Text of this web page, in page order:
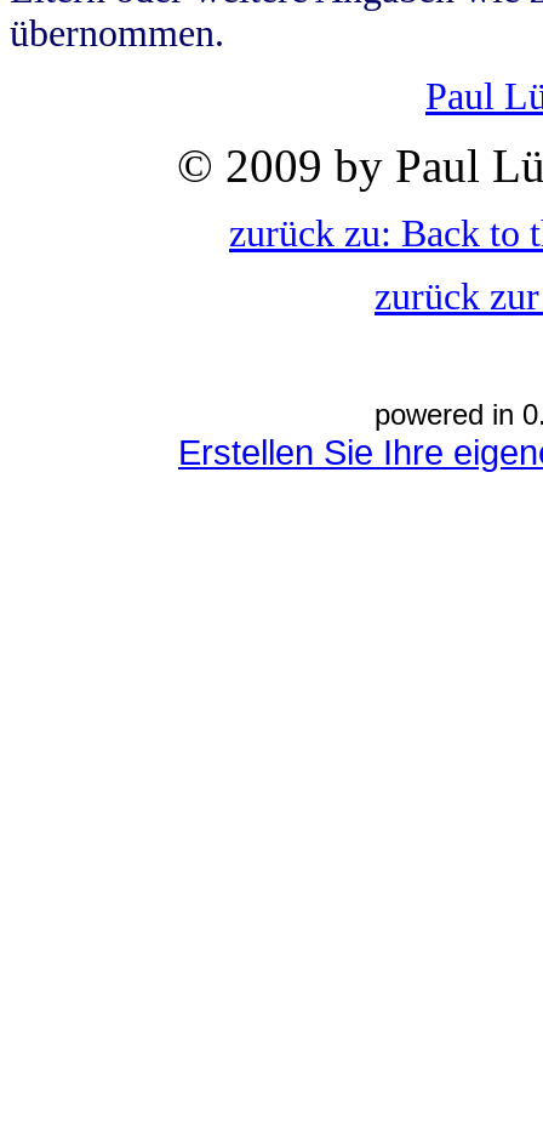
übernommen.
Paul
© 2009 by Paul
zurück zu: Back to
zurück
powered in
Erstellen Sie Ihre